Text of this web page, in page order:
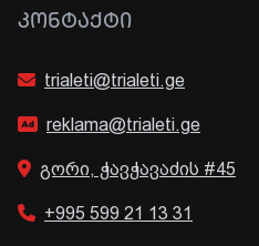
ᲙᲝᲜᲢᲐᲥᲢᲘ
trialeti@trialeti.ge
reklama@trialeti.ge
გორი, ჭავჭავაძის #45
+995 599 21 13 31